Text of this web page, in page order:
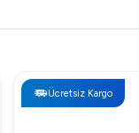
Ücretsiz Kargo